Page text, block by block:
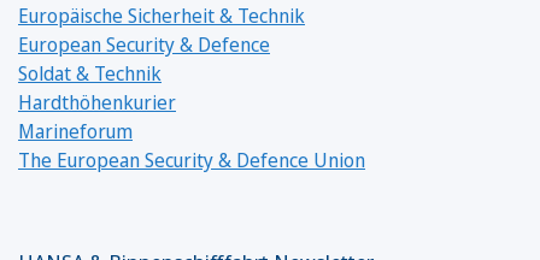
Europäische Sicherheit & Technik
European Security & Defence
Soldat & Technik
Hardthöhenkurier
Marineforum
The European Security & Defence Union